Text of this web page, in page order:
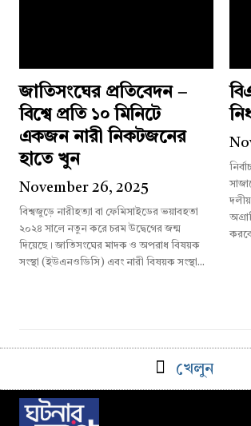
জাতিসংঘের প্রতিবেদন –
বিশ্বে প্রতি ১০ মিনিটে
একজন নারী নিকটজনের
হাতে খুন
November 26, 2025
বিশ্বজুড়ে নারীহত্যা বা ফেমিসাইডের ভয়াবহতা
২০২৪ সালে নতুন করে চরম উদ্বেগের জন্ম
দিয়েছে। জাতিসংঘের মাদক ও অপরাধ বিষয়ক
সংস্থা (ইউএনওডিসি) এবং নারী বিষয়ক সংস্থা...
খেলুন